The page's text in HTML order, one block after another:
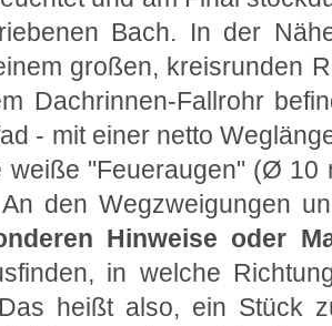
Bach. In der
großen, kreisrunden
Dachrinnen-Fallrohr
- mit einer netto
weiße "Feueraugen" (Ø 10
den Wegzweigungen
Hinweise oder
in welche
heißt also, ein Stück